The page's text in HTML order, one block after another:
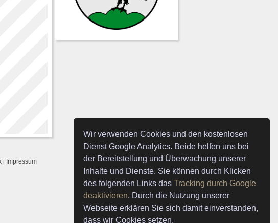
Wir verwenden Cookies und den kostenlosen
Dienst Google Analytics. Beide helfen uns bei
der Bereitstellung und Überwachung unserer
Inhalte und Dienste. Sie können durch Klicken
des folgenden Links dasTracking durch Google
deaktivieren. Durch die Nutzung unserer
Webseite erklären Sie sich damit einverstanden,
dass wir Cookies setzen.
| Impressum